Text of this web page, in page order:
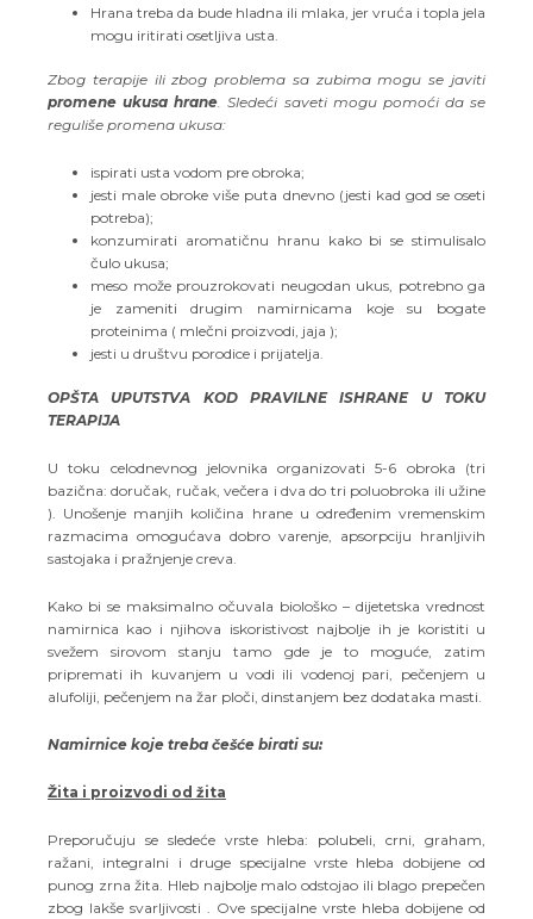
Hrana treba da bude hladna ili mlaka, jer vruća i topla jela
mogu iritirati osetljiva usta.
Zbog terapije ili zbog problema sa zubima mogu se javiti
promene ukusa hrane . Sledeći saveti mogu pomoći da se
reguliše promena ukusa:
ispirati usta vodom pre obroka;
jesti male obroke više puta dnevno (jesti kad god se oseti
potreba);
konzumirati aromatičnu hranu kako bi se stimulisalo
čulo ukusa;
meso može prouzrokovati neugodan ukus, potrebno ga
je zameniti drugim namirnicama koje su bogate
proteinima ( mlečni proizvodi, jaja );
jesti u društvu porodice i prijatelja.
OPŠTA UPUTSTVA KOD PRAVILNE ISHRANE U TOKU
TERAPIJA
U toku celodnevnog jelovnika organizovati 5-6 obroka (tri
bazična: doručak, ručak, večera i dva do tri poluobroka ili užine
). Unošenje manjih količina hrane u određenim vremenskim
razmacima omogućava dobro varenje, apsorpciju hranljivih
sastojaka i pražnjenje creva.
Kako bi se maksimalno očuvala biološko – dijetetska vrednost
namirnica kao i njihova iskoristivost najbolje ih je koristiti u
svežem sirovom stanju tamo gde je to moguće, zatim
pripremati ih kuvanjem u vodi ili vodenoj pari, pečenjem u
alufoliji, pečenjem na žar ploči, dinstanjem bez dodataka masti.
Namirnice koje treba češće birati su:
Žita i proizvodi od žita
Preporučuju se sledeće vrste hleba: polubeli, crni, graham,
ražani, integralni i druge specijalne vrste hleba dobijene od
punog zrna žita. Hleb najbolje malo odstojao ili blago prepečen
zbog lakše svarljivosti . Ove specijalne vrste hleba dobijene od